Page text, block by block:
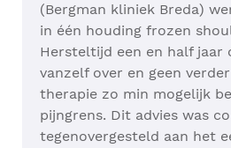
(Bergman kliniek Breda)
in één houding frozen
Hersteltijd een en half jaar
vanzelf over en geen
therapie zo min mogelijk
pijngrens. Dit advies was
tegenovergesteld aan het